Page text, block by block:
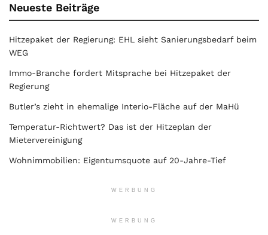
Neueste Beiträge
Hitzepaket der Regierung: EHL sieht Sanierungsbedarf beim
WEG
Immo-Branche fordert Mitsprache bei Hitzepaket der
Regierung
Butler’s zieht in ehemalige Interio-Fläche auf der MaHü
Temperatur-Richtwert? Das ist der Hitzeplan der
Mietervereinigung
Wohnimmobilien: Eigentumsquote auf 20-Jahre-Tief
WERBUNG
WERBUNG